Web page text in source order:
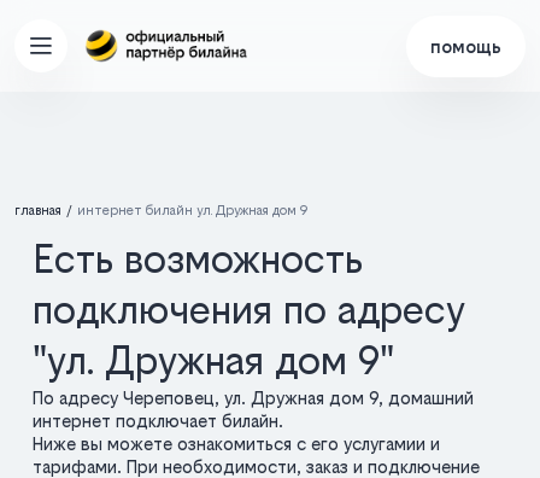
помощь
главная интернет билайн ул. Дружная дом 9
Есть возможность
подключения по адресу
"ул. Дружная дом 9"
По адресу Череповец, ул. Дружная дом 9, домашний
интернет подключает билайн.
Ниже вы можете ознакомиться с его услугамии и
тарифами. При необходимости, заказ и подключение